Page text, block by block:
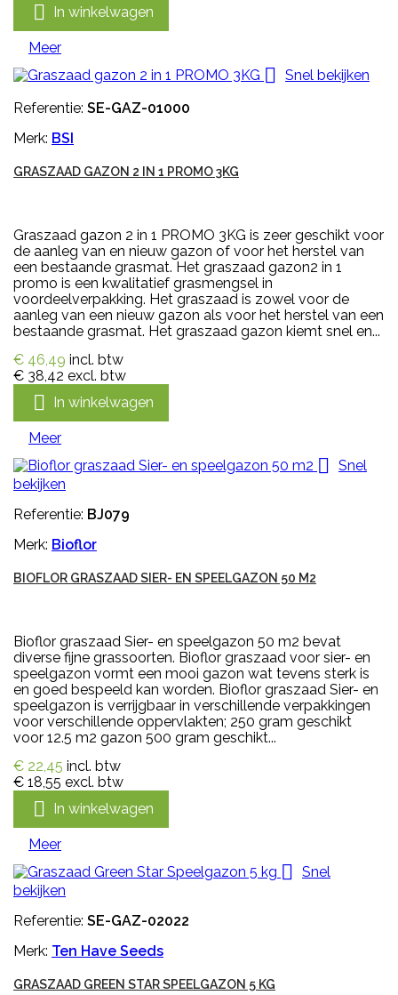
 In winkelwagen
Meer

Snel bekijken
Referentie: SE-GAZ-01000
Merk: BSI
GRASZAAD GAZON 2 IN 1 PROMO 3KG
Graszaad gazon 2 in 1 PROMO 3KG is zeer geschikt voor
de aanleg van en nieuw gazon of voor het herstel van
een bestaande grasmat. Het graszaad gazon2 in 1
promo is een kwalitatief grasmengsel in
voordeelverpakking. Het graszaad is zowel voor de
aanleg van een nieuw gazon als voor het herstel van een
bestaande grasmat. Het graszaad gazon kiemt snel en...
€ 46,49 incl. btw
€ 38,42 excl. btw
 In winkelwagen
Meer

Snel
bekijken
Referentie: BJ079
Merk: Bioflor
BIOFLOR GRASZAAD SIER- EN SPEELGAZON 50 M2
Bioflor graszaad Sier- en speelgazon 50 m2 bevat
diverse fijne grassoorten. Bioflor graszaad voor sier- en
speelgazon vormt een mooi gazon wat tevens sterk is
en goed bespeeld kan worden. Bioflor graszaad Sier- en
speelgazon is verrijgbaar in verschillende verpakkingen
voor verschillende oppervlakten; 250 gram geschikt
voor 12.5 m2 gazon 500 gram geschikt...
€ 22,45 incl. btw
€ 18,55 excl. btw
 In winkelwagen
Meer

Snel
bekijken
Referentie: SE-GAZ-02022
Merk: Ten Have Seeds
GRASZAAD GREEN STAR SPEELGAZON 5 KG